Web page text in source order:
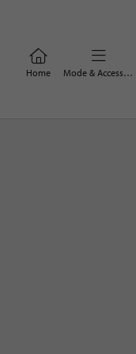
Home Mode & Accessoires